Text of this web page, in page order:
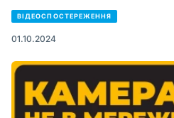
ВІДЕОСПОСТЕРЕЖЕННЯ
01.10.2024